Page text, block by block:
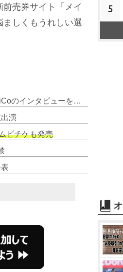
売券サイト「メイ
しくもうれしい選
1. 純烈、温泉守る“ヒーロー”で銀幕デビュー 小田井涼平「LiLiCoのインタビューを期待します」
演
ビチケも発売
5